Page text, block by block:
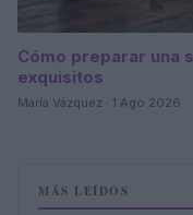
Cómo preparar una
exquisitos
María Vázquez · 1 Ago 2026
MÁS LEÍDOS